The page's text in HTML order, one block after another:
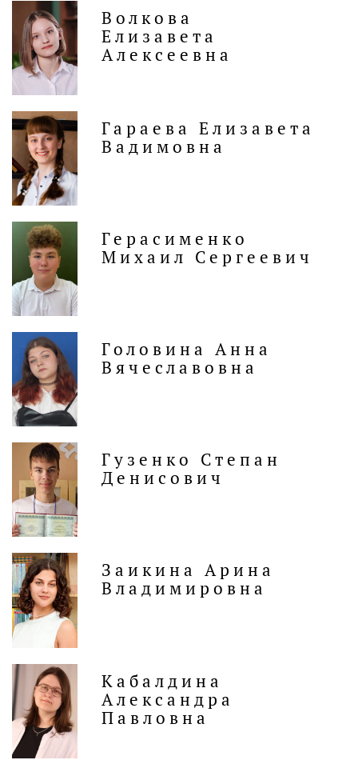
Волкова
Елизавета
Алексеевна
Гараева Елизавета
Вадимовна
Герасименко
Михаил Сергеевич
Головина Анна
Вячеславовна
Гузенко Степан
Денисович
Заикина Арина
Владимировна
Кабалдина
Александра
Павловна